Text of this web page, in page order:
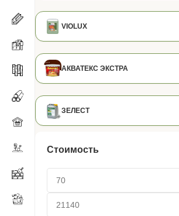
VIOLUX
АКВАТЕКС ЭКСТРА
ЗЕЛЕСТ
Стоимость